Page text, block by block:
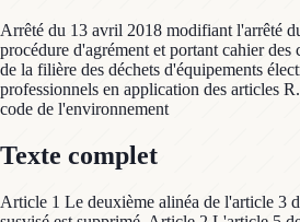
Arrêté du 13 avril 2018 modifiant l'arrêté
procédure d'agrément et portant cahier des
de la filière des déchets d'équipements
professionnels en application des articles
code de l'environnement
Texte complet
Article 1 Le deuxième alinéa de l'article 3